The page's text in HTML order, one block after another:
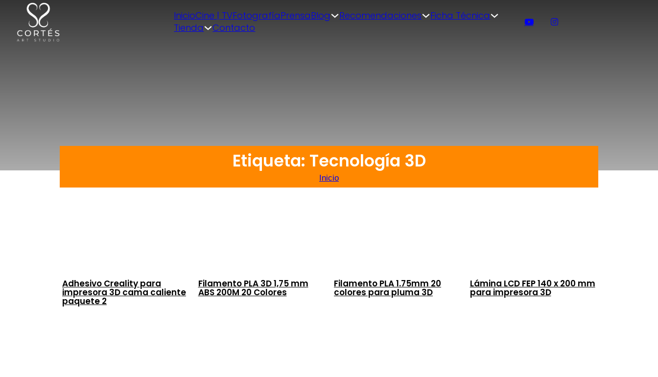
InicioCine | TVFotografíaPrensaBlog Recomendaciones
Ficha Técnica
Tienda
Contacto
Etiqueta: Tecnología 3D
Inicio
Adhesivo Creality para
impresora 3D cama caliente
paquete 2
Filamento PLA 3D 1,75 mm
ABS 200M 20 Colores
Filamento PLA 1.75mm 20
colores para pluma 3D
Lámina LCD FEP 140 x 200 mm
para impresora 3D